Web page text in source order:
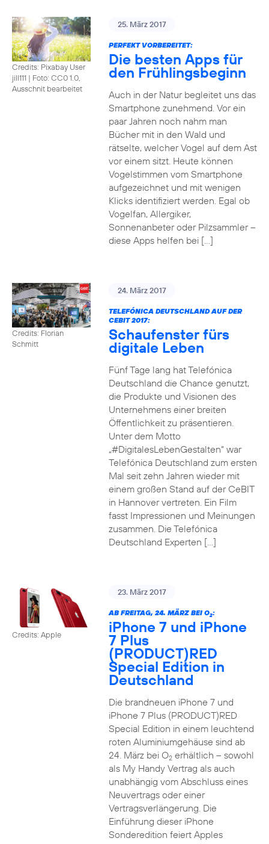
Credits: Pixabay User
jill111 | Foto: CC0 1.0,
Ausschnit bearbeitet
25. März 2017
PERFEKT VORBEREITET:
Die besten Apps für
den Frühlingsbeginn
Auch in der Natur begleitet uns das
Smartphone zunehmend. Vor ein
paar Jahren noch nahm man
Bücher mit in den Wald und
rätselte, welcher Vogel auf dem Ast
vor einem sitzt. Heute können
Vogelstimmen vom Smartphone
aufgezeichnet und mit wenigen
Klicks identifiziert werden. Egal ob
Vogelfan, Allergiker,
Sonnenanbeter oder Pilzsammler –
diese Apps helfen bei […]
Credits: Florian
Schmitt
24. März 2017
TELEFÓNICA DEUTSCHLAND AUF DER
CEBIT 2017:
Schaufenster fürs
digitale Leben
Fünf Tage lang hat Telefónica
Deutschland die Chance genutzt,
die Produkte und Visionen des
Unternehmens einer breiten
Öffentlichkeit zu präsentieren.
Unter dem Motto
„#DigitalesLebenGestalten“ war
Telefónica Deutschland zum ersten
Mal seit zehn Jahren wieder mit
einem großen Stand auf der CeBIT
in Hannover vertreten. Ein Film
fasst Impressionen und Meinungen
zusammen. Die Telefónica
Deutschland Experten […]
Credits: Apple
23. März 2017
AB FREITAG, 24. MÄRZ BEI O2:
iPhone 7 und iPhone
7 Plus
(PRODUCT)RED
Special Edition in
Deutschland
Die brandneuen iPhone 7 und
iPhone 7 Plus (PRODUCT)RED
Special Edition in einem leuchtend
roten Aluminiumgehäuse sind ab
24. März bei O2erhältlich – sowohl
als My Handy Vertrag als auch
unabhängig vom Abschluss eines
Neuvertrags oder einer
Vertragsverlängerung. Die
Einführung dieser iPhone
Sonderedition feiert Apples